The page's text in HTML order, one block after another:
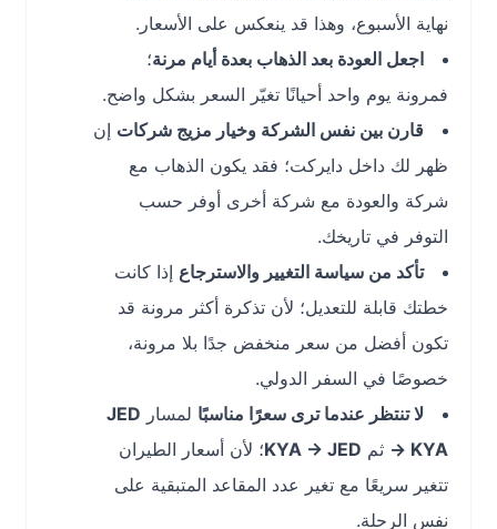
نهاية الأسبوع، وهذا قد ينعكس على الأسعار.
اجعل العودة بعد الذهاب بعدة أيام مرنة؛
فمرونة يوم واحد أحيانًا تغيّر السعر بشكل واضح.
قارن بين نفس الشركة وخيار مزيج شركاتإن
ظهر لك داخل دايركت؛ فقد يكون الذهاب مع
شركة والعودة مع شركة أخرى أوفر حسب
التوفر في تاريخك.
تأكد من سياسة التغيير والاسترجاعإذا كانت
خطتك قابلة للتعديل؛ لأن تذكرة أكثر مرونة قد
تكون أفضل من سعر منخفض جدًا بلا مرونة،
خصوصًا في السفر الدولي.
لا تنتظر عندما ترى سعرًا مناسبًالمسارJED
→ KYAثم KYA → JED ؛ لأن أسعار الطيران
تتغير سريعًا مع تغير عدد المقاعد المتبقية على
نفس الرحلة.